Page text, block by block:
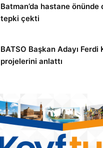
Batman’da hastane önünde
tepki çekti
BATSO Başkan Adayı Ferdi
projelerini anlattı